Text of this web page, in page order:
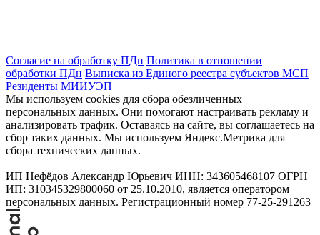
Согласие на обработку ПДн Политика в отношении
обработки ПДн Выписка из Единого реестра субъектов МСП
Резиденты МИИУЭП
Мы используем cookies для сбора обезличенных
персональных данных. Они помогают настраивать рекламу и
анализировать трафик. Оставаясь на сайте, вы соглашаетесь на
сбор таких данных. Мы используем Яндекс.Метрика для
сбора технических данных.
ИП Нефёдов Александр Юрьевич ИНН: 343605468107 ОГРН
ИП: 310345329800060 от 25.10.2010, является оператором
персональных данных. Регистрационный номер 77-25-291263